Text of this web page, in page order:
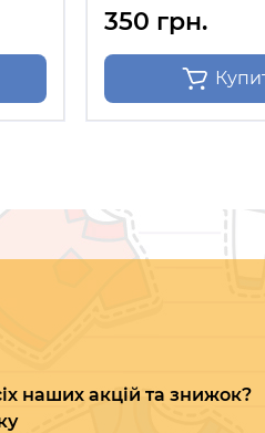
350 грн.
наших акцій та знижок?